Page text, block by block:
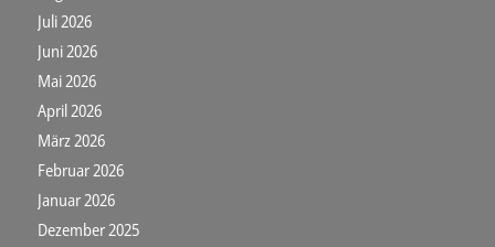
Juli 2026
Juni 2026
Mai 2026
April 2026
März 2026
Februar 2026
Januar 2026
Dezember 2025